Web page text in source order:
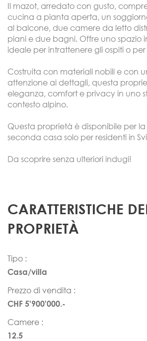
Il mazot, arredato con gusto,
cucina a pianta aperta, un
al balcone, due camere da letto
piani e due bagni. Offre uno spazio
ideale per intrattenere gli ospiti o
Costruita con materiali nobili e con
attenzione ai dettagli, questa
eleganza, comfort e privacy in uno
contesto alpino.
Questa proprietà è disponibile per
seconda casa solo per residenti in
Da scoprire senza ulteriori indugi!
CARATTERISTICHE
PROPRIETÀ
Tipo :
Casa/villa
Prezzo di vendita :
CHF 5'900'000.-
Camere :
12.5